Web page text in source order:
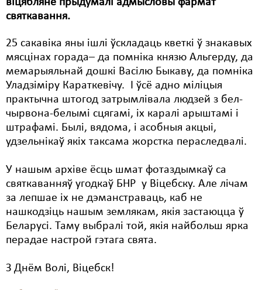
віцябляне прыдумалі адмысловы фармат
святкавання.
25 сакавіка яны ішлі ўскладаць кветкі ў знакавых
мясцінах горада– да помніка князю Альгерду, да
мемарыяльнай дошкі Васілю Быкаву, да помніка
Уладзіміру Караткевічу. І ўсё адно міліцыя
практычна штогод затрымлівала людзей з бел-
чырвона-белымі сцягамі, іх каралі арыштамі і
штрафамі. Былі, вядома, і асобныя акцыі,
удзельнікаў якіх таксама жорстка пераследвалі.
У нашым архіве ёсць шмат фотаздымкаў са
святкаванняў угодкаў БНР у Віцебску. Але лічам
за лепшае іх не дэманстраваць, каб не
нашкодзіць нашым землякам, якія застаюцца ў
Беларусі. Таму выбралі той, якія найбольш ярка
перадае настрой гэтага свята.
З Днём Волі, Віцебск!
Свабода слова
Свабода сумленьня
Сьмяротнае пакараньне
Экалёгія
Правы працоўных
Сацыяльныя правы